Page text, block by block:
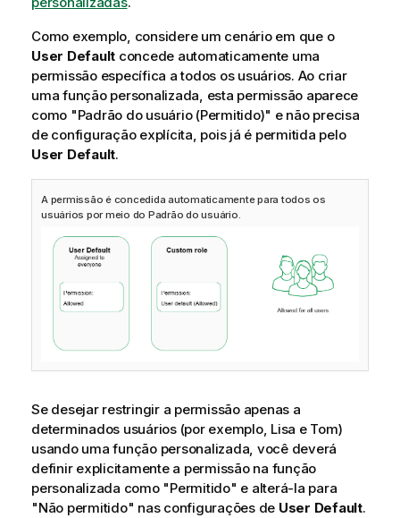
Como exemplo, considere um cenário em que o
User Default concede automaticamente uma
permissão específica a todos os usuários. Ao criar
uma função personalizada, esta permissão aparece
como "Padrão do usuário (Permitido)" e não precisa
de configuração explícita, pois já é permitida pelo
User Default.
A permissão é concedida automaticamente para todos os
usuários por meio do Padrão do usuário.
Se desejar restringir a permissão apenas a
determinados usuários (por exemplo, Lisa e Tom)
usando uma função personalizada, você deverá
definir explicitamente a permissão na função
personalizada como "Permitido" e alterá-la para
"Não permitido" nas configurações de User Default.